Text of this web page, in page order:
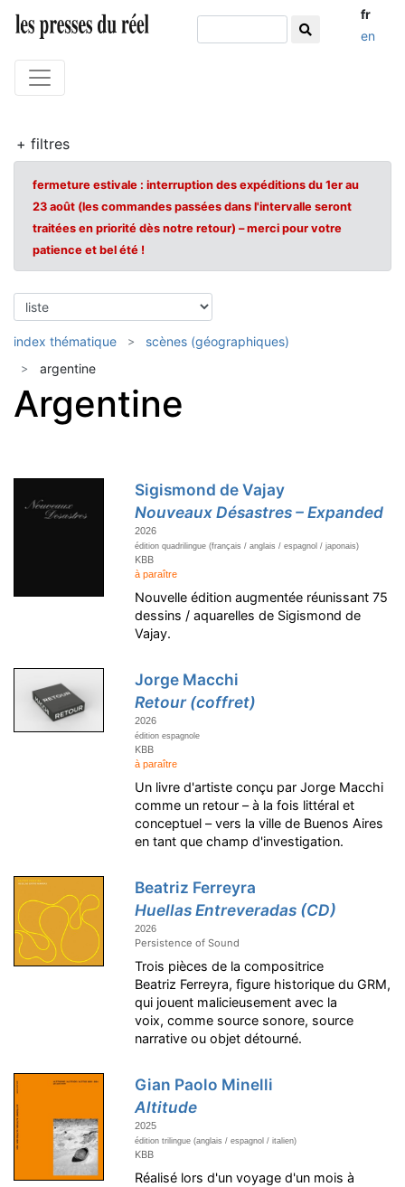
fr
en
+ filtres
fermeture estivale : interruption des expéditions du 1er au
23 août (les commandes passées dans l'intervalle seront
traitées en priorité dès notre retour) – merci pour votre
patience et bel été !
index thématique
scènes (géographiques)
argentine
Argentine
Sigismond de Vajay
Nouveaux Désastres – Expanded
2026
édition quadrilingue (français / anglais / espagnol / japonais)
KBB
à paraître
Nouvelle édition augmentée réunissant 75
dessins / aquarelles de Sigismond de
Vajay.
Jorge Macchi
Retour (coffret)
2026
édition espagnole
KBB
à paraître
Un livre d'artiste conçu par Jorge Macchi
comme un retour – à la fois littéral et
conceptuel – vers la ville de Buenos Aires
en tant que champ d'investigation.
Beatriz Ferreyra
Huellas Entreveradas (CD)
2026
Persistence of Sound
Trois pièces de la compositrice
Beatriz Ferreyra, figure historique du GRM,
qui jouent malicieusement avec la
voix, comme source sonore, source
narrative ou objet détourné.
Gian Paolo Minelli
Altitude
2025
édition trilingue (anglais / espagnol / italien)
KBB
Réalisé lors d'un voyage d'un mois à